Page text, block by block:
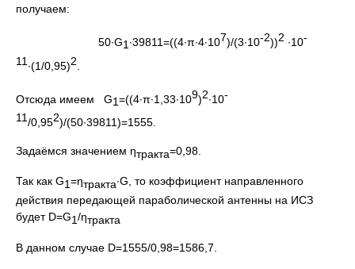
получаем:
50∙G1∙39811=((4∙π∙4∙107)/(3∙10-2))2 ∙10-
11 ∙(1/0,95)2
Отсюда имеем G1=((4∙π∙1,33∙109)2∙10-
11/0,952)/(50∙39811)=1555.
Задаёмся значением ηтракта=0,98.
Так как G1=ηтракта∙G, то коэффициент направленного
действия передающей параболической антенны на ИСЗ
будет D=G1/ηтракта
В данном случае D=1555/0,98=1586,7.